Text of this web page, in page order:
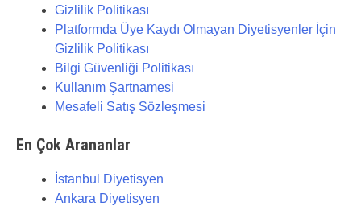
Gizlilik Politikası
Platformda Üye Kaydı Olmayan Diyetisyenler İçin
Gizlilik Politikası
Bilgi Güvenliği Politikası
Kullanım Şartnamesi
Mesafeli Satış Sözleşmesi
En Çok Arananlar
İstanbul Diyetisyen
Ankara Diyetisyen